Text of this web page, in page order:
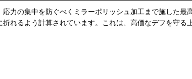
力の集中を防ぐべくミラーポリッシュ加工まで施した
れるよう計算されています。これは、高価なデフを守る